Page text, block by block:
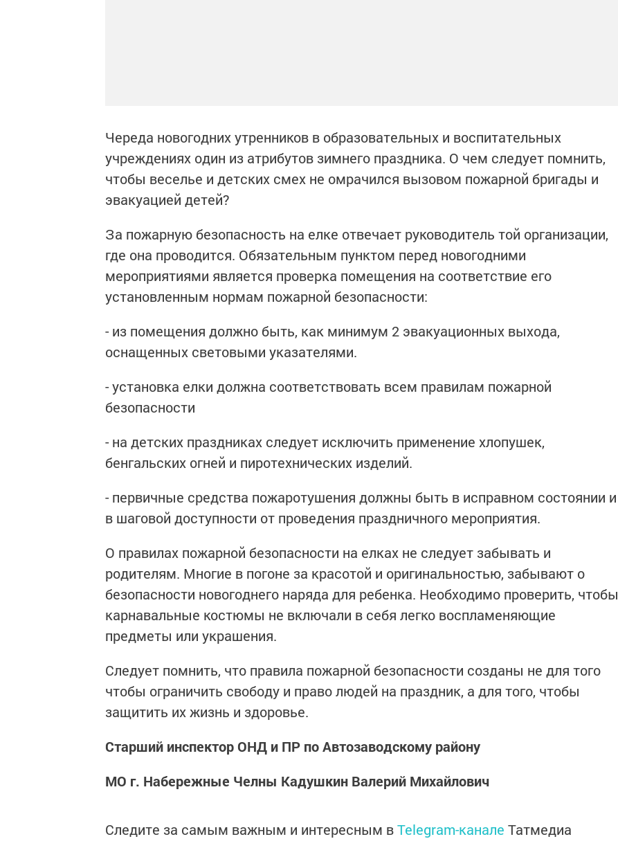
Череда новогодних утренников в образовательных и воспитательных
учреждениях один из атрибутов зимнего праздника. О чем следует помнить,
чтобы веселье и детских смех не омрачился вызовом пожарной бригады и
эвакуацией детей?
За пожарную безопасность на елке отвечает руководитель той организации,
где она проводится. Обязательным пунктом перед новогодними
мероприятиями является проверка помещения на соответствие его
установленным нормам пожарной безопасности:
- из помещения должно быть, как минимум 2 эвакуационных выхода,
оснащенных световыми указателями.
- установка елки должна соответствовать всем правилам пожарной
безопасности
- на детских праздниках следует исключить применение хлопушек,
бенгальских огней и пиротехнических изделий.
- первичные средства пожаротушения должны быть в исправном состоянии и
в шаговой доступности от проведения праздничного мероприятия.
О правилах пожарной безопасности на елках не следует забывать и
родителям. Многие в погоне за красотой и оригинальностью, забывают о
безопасности новогоднего наряда для ребенка. Необходимо проверить, чтобы
карнавальные костюмы не включали в себя легко воспламеняющие
предметы или украшения.
Следует помнить, что правила пожарной безопасности созданы не для того
чтобы ограничить свободу и право людей на праздник, а для того, чтобы
защитить их жизнь и здоровье.
Старший инспектор ОНД и ПР по Автозаводскому району
МО г. Набережные Челны Кадушкин Валерий Михайлович
Следите за самым важным и интересным вTelegram-канале Татмедиа